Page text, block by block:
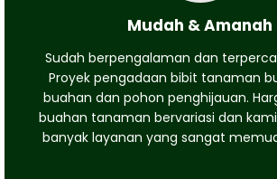
Mudah & Amanah
Sudah berpengalaman dan
Proyek pengadaan bibit tanaman
buahan dan pohon penghijauan.
buahan tanaman bervariasi dan
banyak layanan yang sangat